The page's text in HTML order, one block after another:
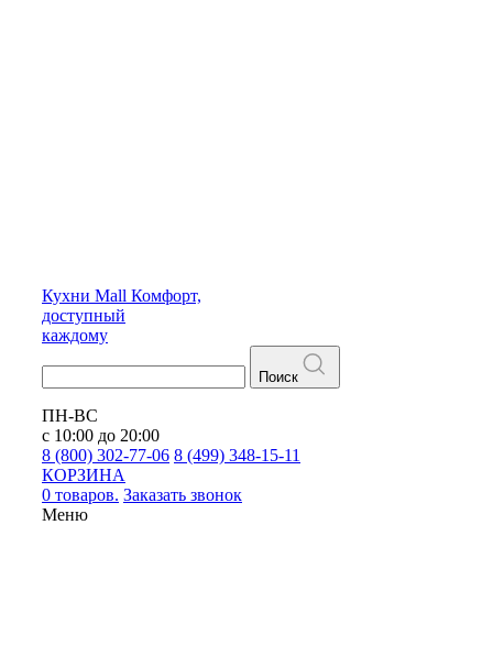
Кухни Mall Комфорт,
доступный
каждому
Поиск
ПН-ВС
с 10:00 до 20:00
8 (800) 302-77-06 8 (499) 348-15-11
КОРЗИНА
0 товаров. Заказать звонок
Меню